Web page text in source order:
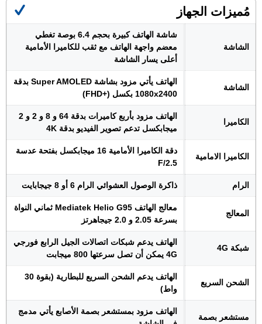
مُميزات الجهاز
الشاشة
شاشة الهاتف كبيرة بحجم 6.4 بوصة تغطي
معضم واجهة الهاتف مع ثقب للكاميرا الأمامية
أعلى يسار الشاشة
الشاشة
الهاتف يأتي مزود بشاشة Super AMOLED بدقة
1080x2400 بكسل (+FHD)
الكاميرا
الهاتف مزود بأربع كاميرات بدقة 64 و 8 و 2 و 2
ميجابكسل تدعم تصوير الفيديو بدقة 4K
الكاميرا الامامية
دقة الكاميرا الأمامية 16 ميجابكسل بفتحة عدسة
F/2.5
الرام ذاكرة الوصول العشوائي الرام 6 أو 8 جيجابايت
المعالج
معالج الهاتف Mediatek Helio G95 ثماني النواة
بسرعة 2.05 و 2.0 جيجاهرتز
شبكة 4G
الهاتف يدعم شبكات اتصالات الجيل الرابع فورجي
4G يمكن أن تصل سرعتها 800 ميجابت
الشحن السريع
الهاتف يدعم الشحن السريع للبطارية (بقوة 30
واط)
مستشعر بصمة
الهاتف مزود بمستشعر بصمة الأصابع يأتي مدمج